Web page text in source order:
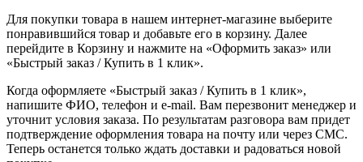
Для покупки товара в нашем интернет-магазине выберите
понравившийся товар и добавьте его в корзину. Далее
перейдите в Корзину и нажмите на «Оформить заказ» или
«Быстрый заказ / Купить в 1 клик».
Когда оформляете «Быстрый заказ / Купить в 1 клик»,
напишите ФИО, телефон и e-mail. Вам перезвонит менеджер и
уточнит условия заказа. По результатам разговора вам придет
подтверждение оформления товара на почту или через СМС.
Теперь останется только ждать доставки и радоваться новой